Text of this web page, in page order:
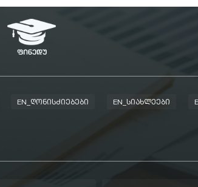
EN_ᲦᲝᲜᲘᲡᲫᲘᲔᲑᲔᲑᲘ EN_ᲡᲘᲐᲮᲚᲔᲔᲑᲘ